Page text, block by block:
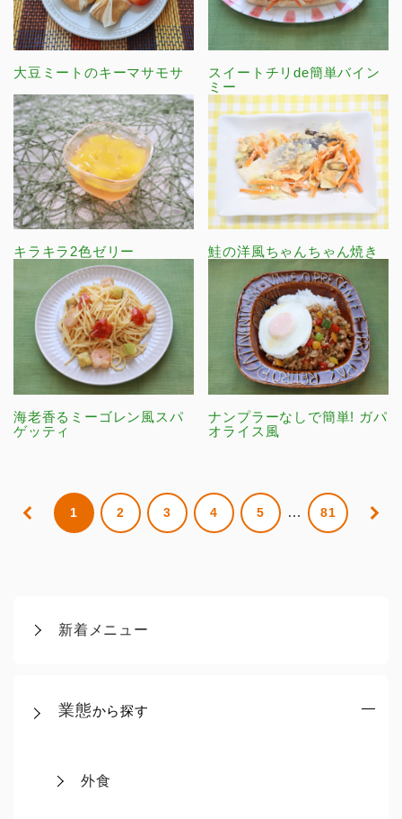
新着メニュー
業態から探す
外食
大豆ミートのキーマサモサ
スイートチリde簡単バイン
ミー
キラキラ2色ゼリー 鮭の洋風ちゃんちゃん焼き
海老香るミーゴレン風スパ
ゲッティ
ナンプラーなしで簡単! ガパ
オライス風
1 2 3 4 5 … 81